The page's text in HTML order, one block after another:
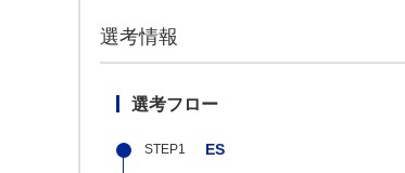
選考情報
選考フロー
ES